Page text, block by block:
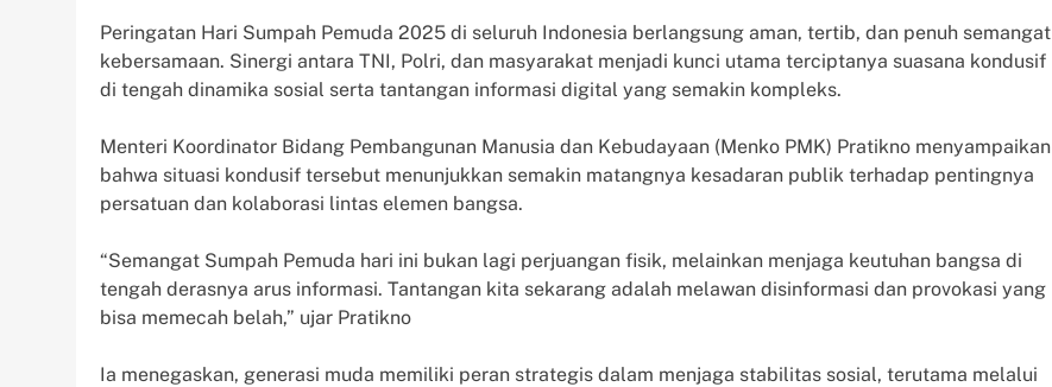
Peringatan Hari Sumpah Pemuda 2025 di seluruh Indonesia berlangsung aman, tertib, dan penuh semangat
kebersamaan. Sinergi antara TNI, Polri, dan masyarakat menjadi kunci utama terciptanya suasana kondusif
di tengah dinamika sosial serta tantangan informasi digital yang semakin kompleks.
Menteri Koordinator Bidang Pembangunan Manusia dan Kebudayaan (Menko PMK) Pratikno menyampaikan
bahwa situasi kondusif tersebut menunjukkan semakin matangnya kesadaran publik terhadap pentingnya
persatuan dan kolaborasi lintas elemen bangsa.
“Semangat Sumpah Pemuda hari ini bukan lagi perjuangan fisik, melainkan menjaga keutuhan bangsa di
tengah derasnya arus informasi. Tantangan kita sekarang adalah melawan disinformasi dan provokasi yang
bisa memecah belah,” ujar Pratikno
Ia menegaskan, generasi muda memiliki peran strategis dalam menjaga stabilitas sosial, terutama melalui